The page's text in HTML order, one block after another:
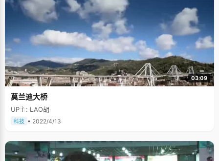
03:09
莫兰迪大桥
UP主: LAO胡
科技 • 2022/4/13